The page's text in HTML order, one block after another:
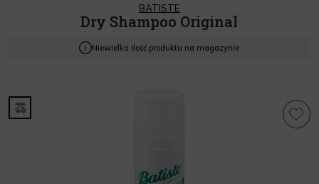
BATISTE
Dry Shampoo Original
Niewielka ilość produktu na magazynie